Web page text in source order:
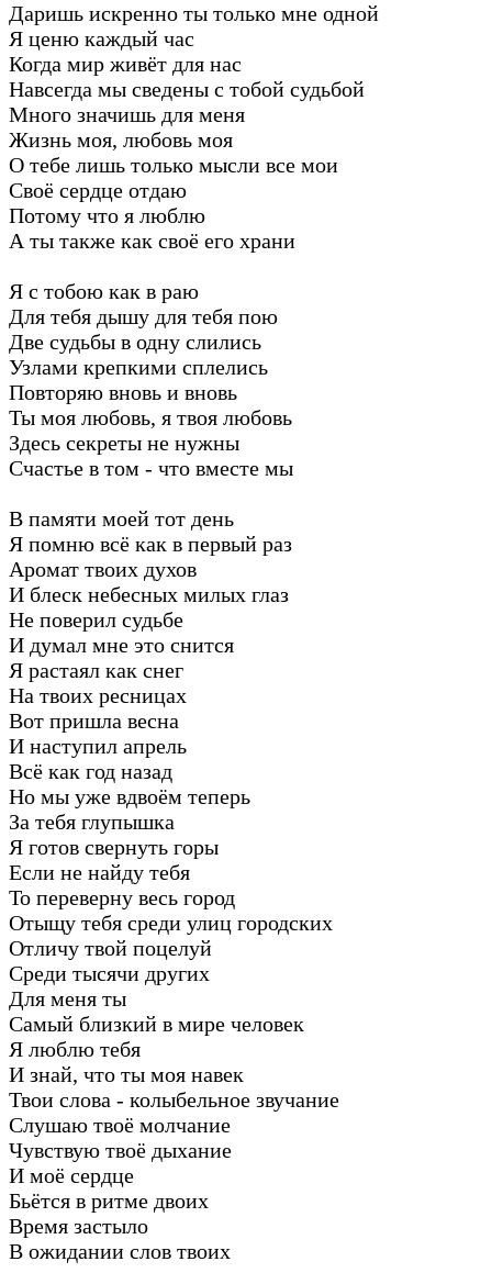
Даришь искренно ты только мне одной
Я ценю каждый час
Когда мир живёт для нас
Навсегда мы сведены с тобой судьбой
Много значишь для меня
Жизнь моя, любовь моя
О тебе лишь только мысли все мои
Своё сердце отдаю
Потому что я люблю
А ты также как своё его храни
Я с тобою как в раю
Для тебя дышу для тебя пою
Две судьбы в одну слились
Узлами крепкими сплелись
Повторяю вновь и вновь
Ты моя любовь, я твоя любовь
Здесь секреты не нужны
Счастье в том - что вместе мы
В памяти моей тот день
Я помню всё как в первый раз
Аромат твоих духов
И блеск небесных милых глаз
Не поверил судьбе
И думал мне это снится
Я растаял как снег
На твоих ресницах
Вот пришла весна
И наступил апрель
Всё как год назад
Но мы уже вдвоём теперь
За тебя глупышка
Я готов свернуть горы
Если не найду тебя
То переверну весь город
Отыщу тебя среди улиц городских
Отличу твой поцелуй
Среди тысячи других
Для меня ты
Самый близкий в мире человек
Я люблю тебя
И знай, что ты моя навек
Твои слова - колыбельное звучание
Слушаю твоё молчание
Чувствую твоё дыхание
И моё сердце
Бьётся в ритме двоих
Время застыло
В ожидании слов твоих